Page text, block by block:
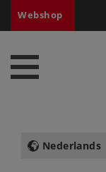
Webshop
Nederlands